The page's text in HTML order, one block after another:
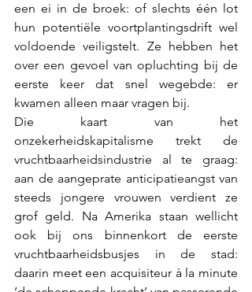
een ei in de broek: of slechts één lot
hun potentiële voortplantingsdrift wel
voldoende veiligstelt. Ze hebben het
over een gevoel van opluchting bij de
eerste keer dat snel wegebde: er
kwamen alleen maar vragen bij.
Die kaart van het
onzekerheidskapitalisme trekt de
vruchtbaarheidsindustrie al te graag:
aan de aangeprate anticipatieangst van
steeds jongere vrouwen verdient ze
grof geld. Na Amerika staan wellicht
ook bij ons binnenkort de eerste
vruchtbaarheidsbusjes in de stad:
daarin meet een acquisiteur à la minute